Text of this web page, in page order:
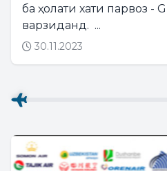
ба ҳолати хати парвоз -
варзиданд. ...
30.11.2023